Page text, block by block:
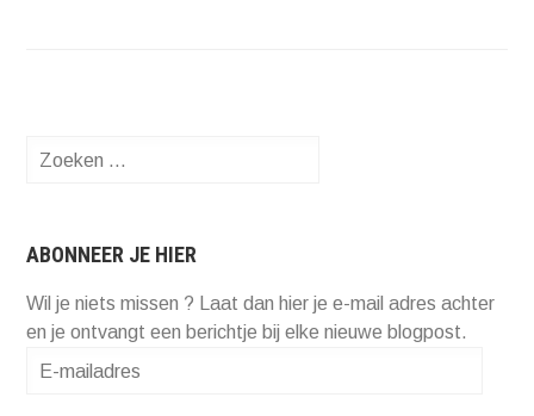
Zoeken
ABONNEER JE HIER
Wil je niets missen ? Laat dan hier je e-mail adres achter
en je ontvangt een berichtje bij elke nieuwe blogpost.
E-